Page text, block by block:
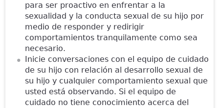
para ser proactivo en enfrentar a la
sexualidad y la conducta sexual de su hijo por
medio de responder y redirigir
comportamientos tranquilamente como sea
necesario.
Inicie conversaciones con el equipo de cuidado
de su hijo con relación al desarrollo sexual de
su hijo y cualquier comportamiento sexual que
usted está observando. Si el equipo de
cuidado no tiene conocimiento acerca del